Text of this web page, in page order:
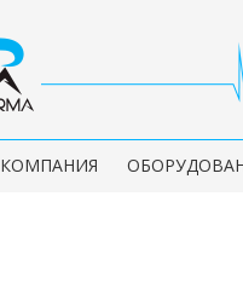
КОМПАНИЯ